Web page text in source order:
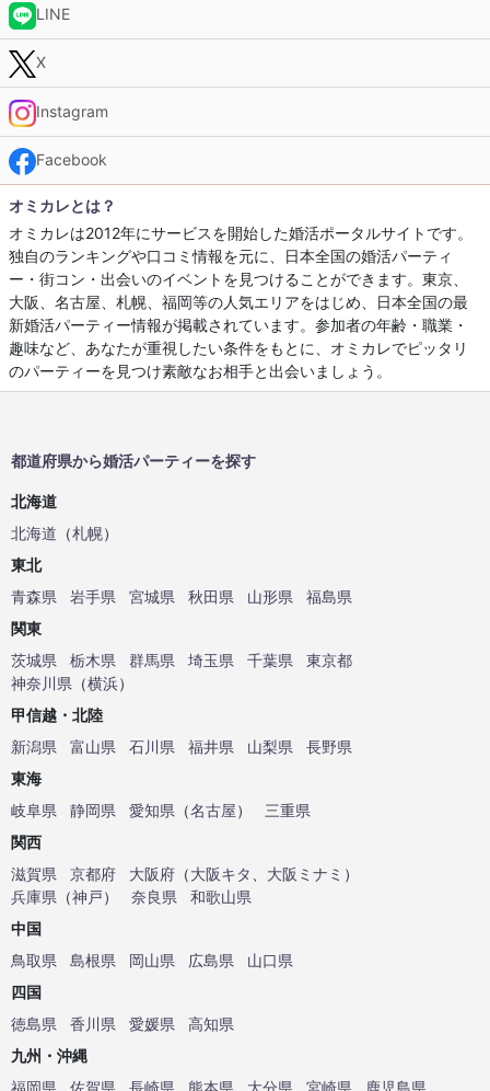
LINE
X
Instagram
Facebook
オミカレとは？
オミカレは2012年にサービスを開始した婚活ポータルサイトです。
独自のランキングや口コミ情報を元に、日本全国の婚活パーティ
ー・街コン・出会いのイベントを見つけることができます。東京、
大阪、名古屋、札幌、福岡等の人気エリアをはじめ、日本全国の最
新婚活パーティー情報が掲載されています。参加者の年齢・職業・
趣味など、あなたが重視したい条件をもとに、オミカレでピッタリ
のパーティーを見つけ素敵なお相手と出会いましょう。
都道府県から婚活パーティーを探す
北海道
北海道 （札幌）
東北
青森県
岩手県 宮城県 秋田県 山形県
福島県
関東
茨城県
栃木県 群馬県 埼玉県 千葉県
東京都
神奈川県 （横浜）
甲信越・北陸
新潟県
富山県 石川県 福井県 山梨県
長野県
東海
岐阜県
静岡県 愛知県 （名古屋）
三重県
関西
滋賀県
京都府 大阪府 （大阪キタ 大阪ミナミ ）
兵庫県 （神戸） 奈良県
和歌山県
中国
鳥取県
島根県 岡山県 広島県
山口県
四国
徳島県
香川県 愛媛県
高知県
九州・沖縄
福岡県
佐賀県 長崎県 熊本県 大分県 宮崎県 鹿児島県